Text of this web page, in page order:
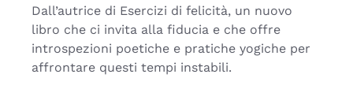
Dall’autrice di Esercizi di felicità, un nuovo
libro che ci invita alla fiducia e che offre
introspezioni poetiche e pratiche yogiche per
affrontare questi tempi instabili.